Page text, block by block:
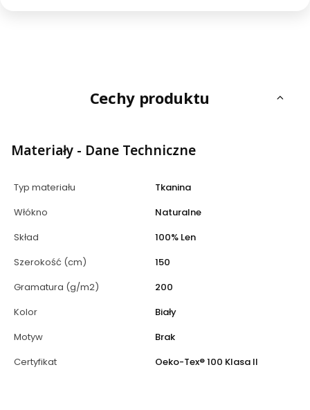
Cechy produktu
Materiały - Dane Techniczne
Typ materiału
Tkanina
Włókno
Naturalne
Skład
100% Len
Szerokość (cm)
150
Gramatura (g/m2)
200
Kolor
Biały
Motyw
Brak
Certyfikat
Oeko-Tex® 100 Klasa II